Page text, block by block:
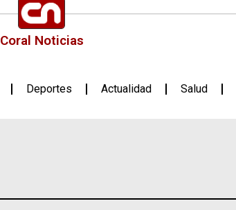
Coral Noticias
Deportes Actualidad Salud